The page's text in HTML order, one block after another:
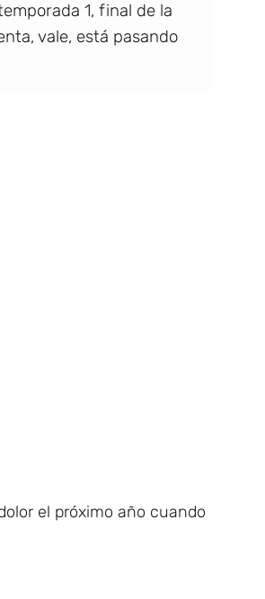
1, final de la
vale, está pasando
el próximo año cuando